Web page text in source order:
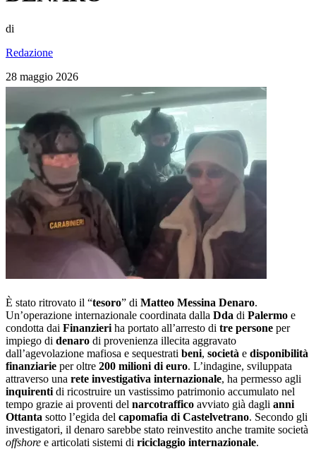
di
Redazione
28 maggio 2026
È stato ritrovato il “tesoro” di Matteo Messina Denaro.
Un’operazione internazionale coordinata dalla Dda di Palermo e
condotta dai Finanzieri ha portato all’arresto di tre persone per
impiego di denaro di provenienza illecita aggravato
dall’agevolazione mafiosa e sequestrati beni, società e disponibilità
finanziarie per oltre 200 milioni di euro. L’indagine, sviluppata
attraverso una rete investigativa internazionale, ha permesso agli
inquirenti di ricostruire un vastissimo patrimonio accumulato nel
tempo grazie ai proventi del narcotraffico avviato già dagli anni
Ottanta sotto l’egida del capomafia di Castelvetrano. Secondo gli
investigatori, il denaro sarebbe stato reinvestito anche tramite società
offshore e articolati sistemi di riciclaggio internazionale.